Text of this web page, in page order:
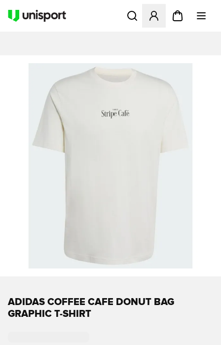
Åbner en Modal til at
ADIDAS COFFEE CAFE DONUT BAG
GRAPHIC T-SHIRT